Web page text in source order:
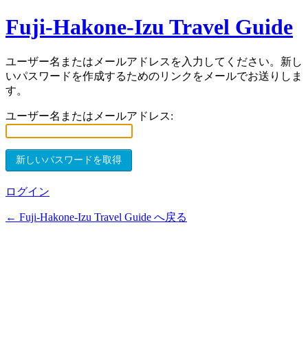
Fuji-Hakone-Izu Travel Guide
ユーザー名またはメールアドレスを入力してください。新し
いパスワードを作成するためのリンクをメールでお送りしま
す。
ユーザー名またはメールアドレス:
ログイン
← Fuji-Hakone-Izu Travel Guide へ戻る